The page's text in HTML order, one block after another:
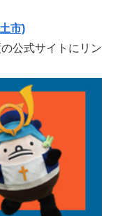
市)
公式サイトにリン